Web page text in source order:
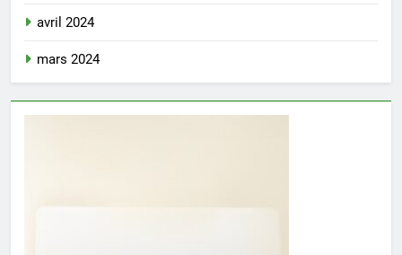
avril 2024
mars 2024